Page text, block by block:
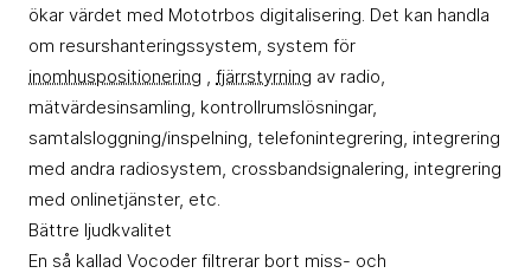
ökar värdet med Mototrbos digitalisering. Det kan handla
om resurshanteringssystem, system för
inomhuspositionering
fjärrstyrning av radio,
mätvärdesinsamling, kontrollrumslösningar,
samtalsloggning/inspelning, telefonintegrering, integrering
med andra radiosystem, crossbandsignalering, integrering
med onlinetjänster, etc.
Bättre ljudkvalitet
En så kallad Vocoder filtrerar bort miss- och